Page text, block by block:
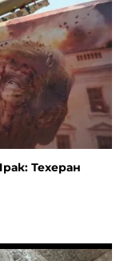
Техеран